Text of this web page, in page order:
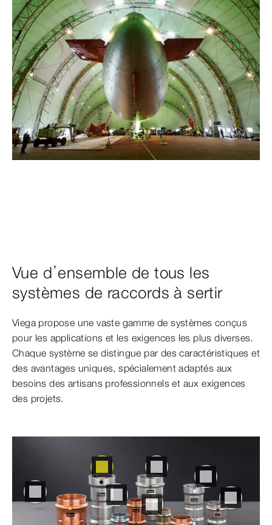
Vue d’ensemble de tous les
systèmes de raccords à sertir
Viega propose une vaste gamme de systèmes conçus
pour les applications et les exigences les plus diverses.
Chaque système se distingue par des caractéristiques et
des avantages uniques, spécialement adaptés aux
besoins des artisans professionnels et aux exigences
des projets.